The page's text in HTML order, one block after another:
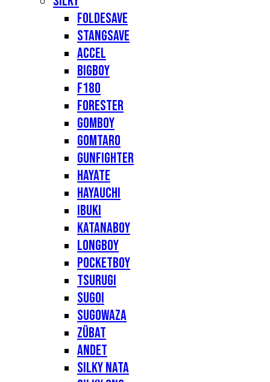
Foldesave
Stangsave
Accel
Bigboy
F180
Forester
Gomboy
Gomtaro
Gunfighter
Hayate
Hayauchi
Ibuki
Katanaboy
Longboy
Pocketboy
Tsurugi
Sugoi
Sugowaza
Zübat
Andet
Silky Nata